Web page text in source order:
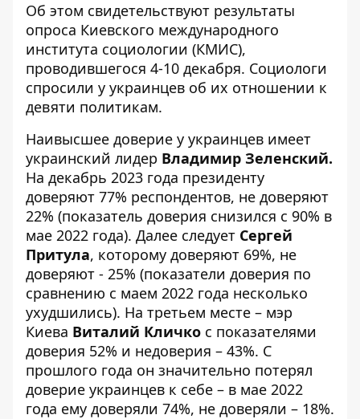
Об этом свидетельствуют результаты
опроса Киевского международного
института социологии (КМИС),
проводившегося 4-10 декабря. Социологи
спросили у украинцев об их отношении к
девяти политикам.
Наивысшее доверие у украинцев имеет
украинский лидер Владимир Зеленский.
На декабрь 2023 года президенту
доверяют 77% респондентов, не доверяют
22% (показатель доверия снизился с 90% в
мае 2022 года). Далее следует Сергей
Притула, которому доверяют 69%, не
доверяют - 25% (показатели доверия по
сравнению с маем 2022 года несколько
ухудшились). На третьем месте – мэр
Киева Виталий Кличко с показателями
доверия 52% и недоверия – 43%. С
прошлого года он значительно потерял
доверие украинцев к себе – в мае 2022
года ему доверяли 74%, не доверяли – 18%.